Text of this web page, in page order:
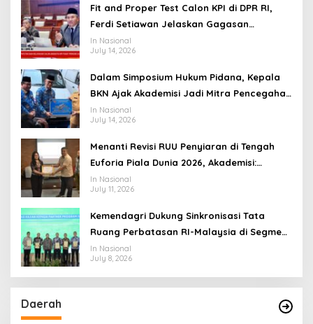
Fit and Proper Test Calon KPI di DPR RI,
Ferdi Setiawan Jelaskan Gagasan
Transformasi Menuju Ekosistem Penyiaran
yang Adaptif
In Nasional
July 14, 2026
Dalam Simposium Hukum Pidana, Kepala
BKN Ajak Akademisi Jadi Mitra Pencegahan
Tindak Pidana di Birokrasi
In Nasional
July 14, 2026
Menanti Revisi RUU Penyiaran di Tengah
Euforia Piala Dunia 2026, Akademisi:
Jangan Terus Jadi “Messi dan Ronaldo”
Legislasi
In Nasional
July 11, 2026
Kemendagri Dukung Sinkronisasi Tata
Ruang Perbatasan RI-Malaysia di Segmen
Sinapad-Sesai
In Nasional
July 8, 2026
Daerah